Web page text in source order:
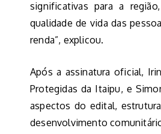
significativas para a
qualidade de vida das
renda”, explicou.
Após a assinatura oficial,
Protegidas da Itaipu, e
aspectos do edital,
desenvolvimento